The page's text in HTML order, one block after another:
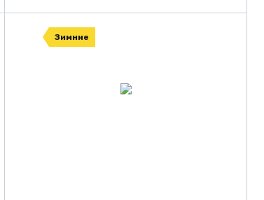
Зимние